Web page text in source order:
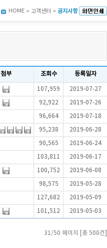
HOME > 고객센터 > 공지사항
첨부 조회수 등록일자
107,959 2019-07-27
92,922 2019-07-26
96,664 2019-07-18
95,238 2019-06-28
90,565 2019-06-24
103,811 2019-06-17
100,752 2019-06-08
98,575 2019-05-28
127,682 2019-05-09
101,512 2019-05-03
31/50 페이지 [총 500건]